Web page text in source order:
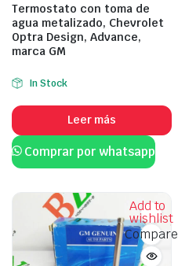
Termostato con toma de
agua metalizado, Chevrolet
Optra Design, Advance,
marca GM
In Stock
Leer más
Comprar por whatsapp
Add to
wishlist
Compare